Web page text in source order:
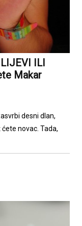
ILI
Makar
desni dlan,
novac. Tada,